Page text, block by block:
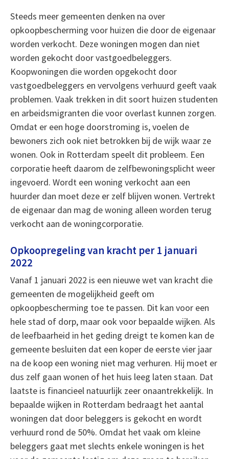
Steeds meer gemeenten denken na over
opkoopbescherming voor huizen die door de eigenaar
worden verkocht. Deze woningen mogen dan niet
worden gekocht door vastgoedbeleggers.
Koopwoningen die worden opgekocht door
vastgoedbeleggers en vervolgens verhuurd geeft vaak
problemen. Vaak trekken in dit soort huizen studenten
en arbeidsmigranten die voor overlast kunnen zorgen.
Omdat er een hoge doorstroming is, voelen de
bewoners zich ook niet betrokken bij de wijk waar ze
wonen. Ook in Rotterdam speelt dit probleem. Een
corporatie heeft daarom de zelfbewoningsplicht weer
ingevoerd. Wordt een woning verkocht aan een
huurder dan moet deze er zelf blijven wonen. Vertrekt
de eigenaar dan mag de woning alleen worden terug
verkocht aan de woningcorporatie.
Opkoopregeling van kracht per 1 januari
2022
Vanaf 1 januari 2022 is een nieuwe wet van kracht die
gemeenten de mogelijkheid geeft om
opkoopbescherming toe te passen. Dit kan voor een
hele stad of dorp, maar ook voor bepaalde wijken. Als
de leefbaarheid in het geding dreigt te komen kan de
gemeente besluiten dat een koper de eerste vier jaar
na de koop een woning niet mag verhuren. Hij moet er
dus zelf gaan wonen of het huis leeg laten staan. Dat
laatste is financieel natuurlijk zeer onaantrekkelijk. In
bepaalde wijken in Rotterdam bedraagt het aantal
woningen dat door beleggers is gekocht en wordt
verhuurd rond de 50%. Omdat het vaak om kleine
beleggers gaat met slechts enkele woningen is het